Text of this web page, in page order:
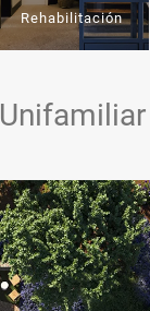
Rehabilitación
Unifamiliar